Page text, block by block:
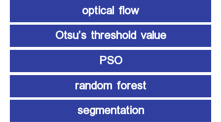
optical flow
Otsu’s threshold value
PSO
random forest
segmentation